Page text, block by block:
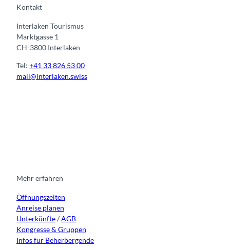
Kontakt
Interlaken Tourismus
Marktgasse 1
CH-3800 Interlaken
Tel: +41 33 826 53 00
mail@interlaken.swiss
r
m
o
e
Mehr erfahren
Öffnungszeiten
Anreise planen
Unterkünfte/AGB
Kongresse & Gruppen
Infos für Beherbergende